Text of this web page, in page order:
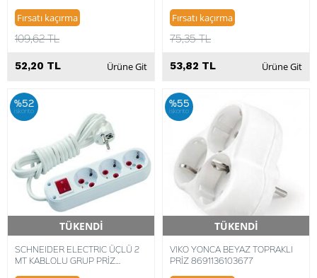
Fırsatı kaçırma
109,62 TL
52,20 TL Ürüne Git
Fırsatı kaçırma
75,35 TL
53,82 TL Ürüne Git
%52
iskonto
TÜKENDİ
Hızlı Teslimat
SCHNEIDER ELECTRIC ÜÇLÜ 2
MT KABLOLU GRUP PRİZ
%55
iskonto
TÜKENDİ
Hızlı Teslimat
VIKO YONCA BEYAZ TOPRAKLI
PRİZ 8691136103677